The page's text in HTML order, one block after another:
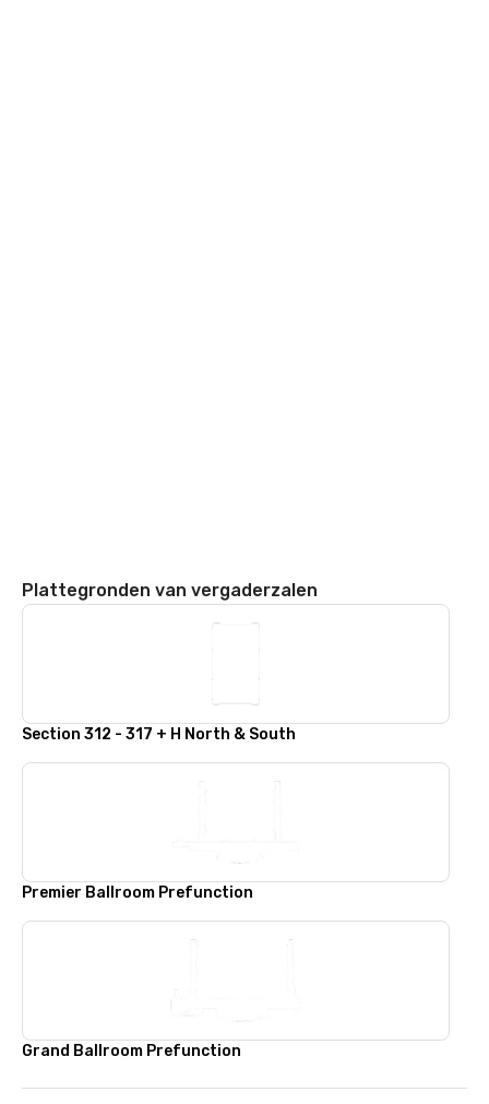
Plattegronden van vergaderzalen
Section 312 - 317 + H North & South
Premier Ballroom Prefunction
Grand Ballroom Prefunction